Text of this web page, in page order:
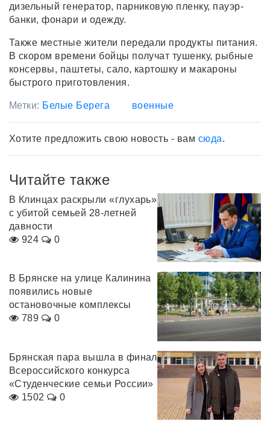
дизельный генератор, парниковую пленку, пауэр-
банки, фонари и одежду.
Также местные жители передали продукты питания.
В скором времени бойцы получат тушенку, рыбные
консервы, паштеты, сало, картошку и макароны
быстрого приготовления.
Метки: Белые Берега военные
Хотите предложить свою новость - вам сюда.
Читайте также
В Клинцах раскрыли «глухарь»
с убитой семьей 28-летней
давности
924
0
В Брянске на улице Калинина
появились новые
остановочные комплексы
789
0
Брянская пара вышла в финал
Всероссийского конкурса
«Студенческие семьи России»
1502
0